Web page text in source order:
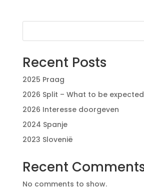
Recent Posts
2025 Praag
2026 Split – What to be expected
2026 Interesse doorgeven
2024 Spanje
2023 Slovenië
Recent
No comments to show.